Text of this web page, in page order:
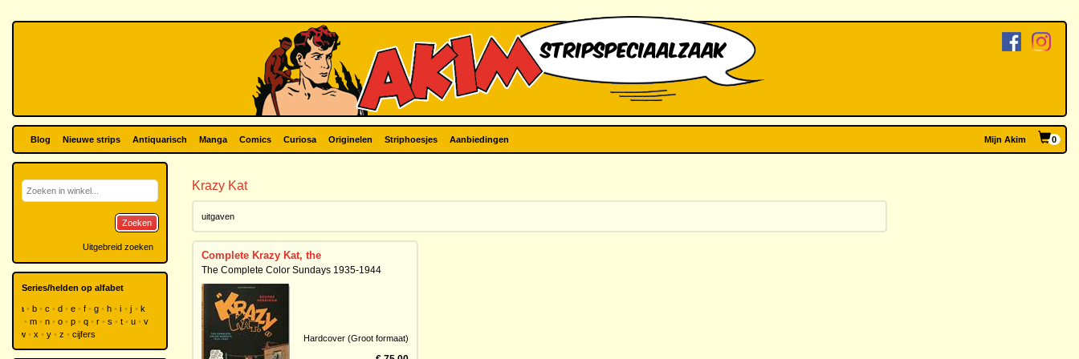
Blog Nieuwe strips Antiquarisch Manga Comics Curiosa Originelen Striphoesjes Aanbiedingen Mijn Akim 0
Krazy Kat
uitgaven
Complete Krazy Kat, the
The Complete Color Sundays 1935-1944
Hardcover (Groot formaat)
Zoeken
Uitgebreid zoeken
Series/helden op alfabet
a b c d e f g h i j
k
m n o p q r s t u
v
w
x y z cijfers